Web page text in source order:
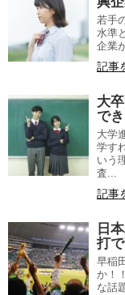
若手
水準
企業
記事
大
で
大学
学す
いう
査...
記事
日
打
早稲
か！
な話